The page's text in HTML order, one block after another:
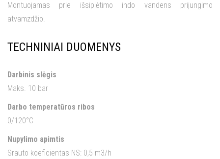
Montuojamas prie išsiplėtimo indo vandens prijungimo
atvamzdžio.
TECHNINIAI DUOMENYS
Darbinis slėgis
Maks. 10 bar
Darbo temperatūros ribos
0/120°C
Nupylimo apimtis
Srauto koeficientas NS: 0,5 m3/h